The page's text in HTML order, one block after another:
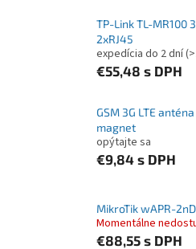
TP-Link TL-MR100
2xRJ45
expedícia do 2 dní
€55,48 s DPH
GSM 3G LTE
magnet
opýtajte sa
€9,84 s DPH
MikroTik wAPR-
Momentálne
€88,55 s DPH